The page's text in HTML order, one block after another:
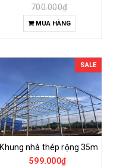
700.000₫
MUA HÀNG
SALE
Khung nhà thép rộng 35m
599.000₫